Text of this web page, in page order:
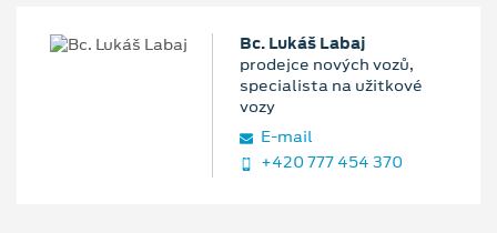
Bc. Lukáš Labaj
prodejce nových vozů,
specialista na užitkové
vozy
E‑mail
+420 777 454 370